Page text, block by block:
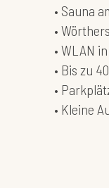
• Sauna
•
• WLAN
• Bis zu
•
• Kleine